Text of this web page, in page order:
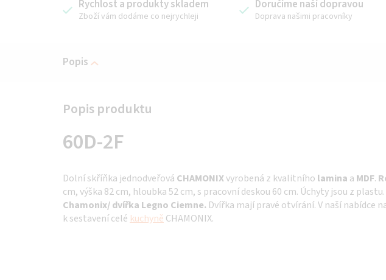
Rychlost a produkty skladem
Zboží vám dodáme co nejrychleji
Doručíme naší dopravou
Doprava našimi pracovníky
Popis
60D-2F
Dolní skříňka jednodveřová CHAMONIXvyrobená z kvalitního lamina a MDF.
cm, výška 82 cm, hloubka 52 cm, s pracovní deskou 60 cm. Úchyty jsou z
Chamonix/ dvířka Legno Ciemne. Dvířka mají pravé otvírání. V naší nabídce
k sestavení celé kuchyně CHAMONIX.